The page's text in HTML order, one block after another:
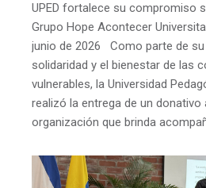
UPED fortalece su compromiso
Grupo Hope Acontecer
junio de 2026 Como parte de
solidaridad y el bienestar de las
vulnerables, la Universidad
realizó la entrega de un donativo
organización que brinda